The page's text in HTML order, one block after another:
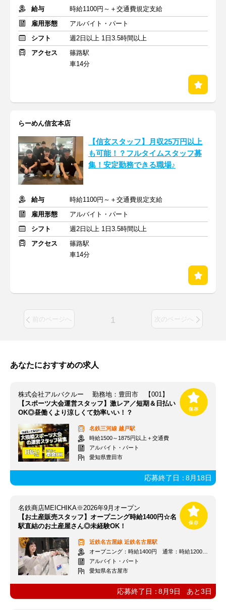
給与
時給1100円～＋交通費規定支給
雇用形態
アルバイト・パート
シフト
週2日以上 1日3.5時間以上
アクセス
篠路駅
車14分
らーめん信玄本店
【信玄スタッフ】月収25万円以上
も可能！？フルタイムスタッフ募
集！安定勤務できる職場♪
給与
時給1100円～＋交通費規定支給
雇用形態
アルバイト・パート
シフト
週2日以上 1日3.5時間以上
アクセス
篠路駅
車14分
前のページへ 1 次のページへ
あなたにおすすめの求人
株式会社アルバクルー 勤務地：豊田市 【001】
【スポーツ大会運営スタッフ】激レア／短期＆日払い
OK◎昼働くより涼しくて効率いい！？
名鉄三河線 越戸駅
時給1500～1875円以上＋交通費
アルバイト・パート
愛知県豊田市
応募終了日：8月18日
名鉄商店MEICHIKA※2026年9月オープン
【お土産販売スタッフ】オープニング時給1400円☆名
駅直結のお土産屋さん◎未経験OK！
近鉄名古屋線 近鉄名古屋駅
オープニング：時給1400円 通常：時給1200円～＋交通費全額支給
アルバイト・パート
愛知県名古屋市
応募終了日：8月9日 あと3日